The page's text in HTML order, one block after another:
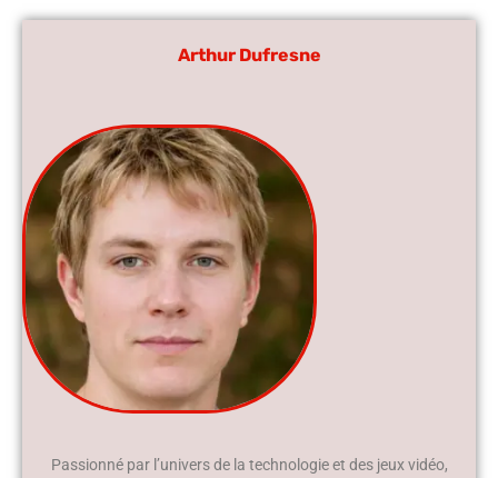
Arthur Dufresne
Passionné par l’univers de la technologie et des jeux vidéo,